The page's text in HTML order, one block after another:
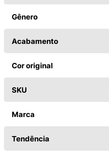
Gênero
Acabamento
Cor original
SKU
Marca
Tendência